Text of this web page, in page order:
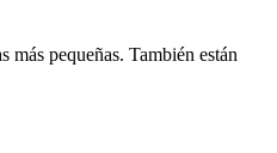
más pequeñas. También están